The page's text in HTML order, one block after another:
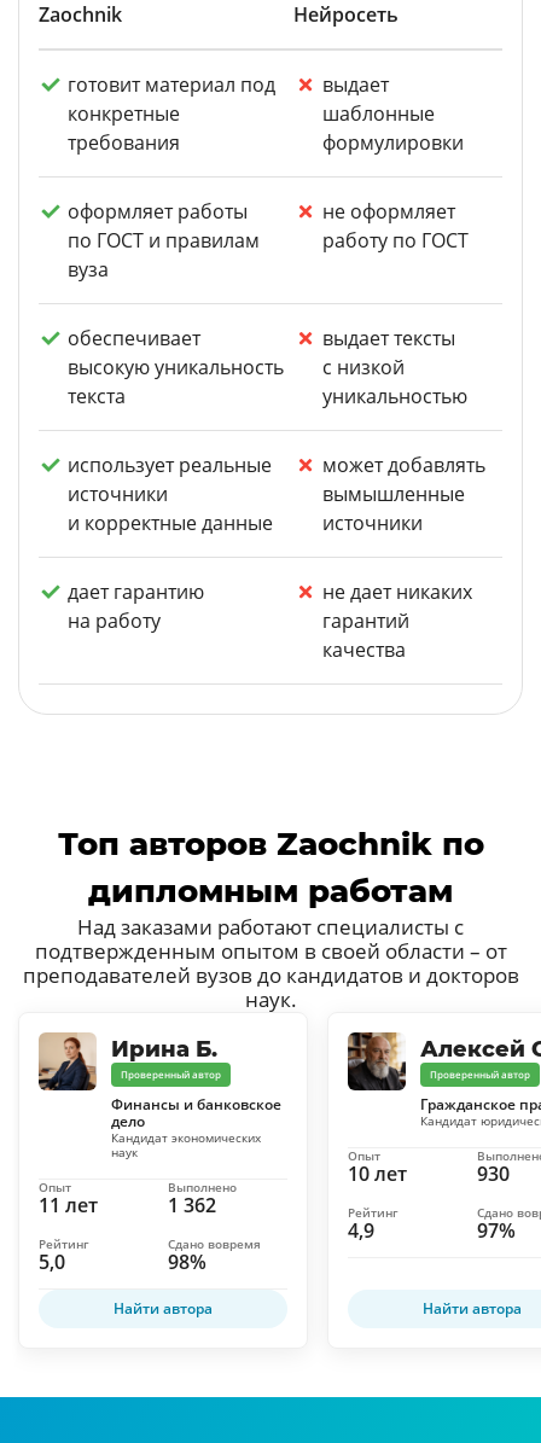
Zaochnik Нейросеть
готовит материал под
конкретные
требования
выдает
шаблонные
формулировки
оформляет работы
по ГОСТ и правилам
вуза
не оформляет
работу по ГОСТ
обеспечивает
высокую уникальность
текста
выдает тексты
с низкой
уникальностью
использует реальные
источники
и корректные данные
может добавлять
вымышленные
источники
дает гарантию
на работу
не дает никаких
гарантий
качества
Топ авторов Zaochnik по
дипломным работам
Над заказами работают специалисты с
подтвержденным опытом в своей области – от
преподавателей вузов до кандидатов и докторов
наук.
Ирина Б.
Проверенный автор
Финансы и банковское
дело
Кандидат экономических
наук
11 лет
Опыт
1 362
Выполнено
5,0
Рейтинг
98%
Сдано вовремя
Найти автора
Алексей
Проверенный автор
Гражданское
Кандидат
10 лет
Опыт
930
4,9
Рейтинг
97%
Сдано
Найти автора